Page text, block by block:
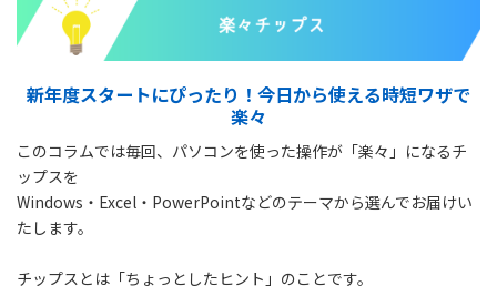
新年度スタートにぴったり！今日から使える時短ワザで
楽々
このコラムでは毎回、パソコンを使った操作が「楽々」になるチ
ップスを
Windows・Excel・PowerPointなどのテーマから選んでお届けい
たします。
チップスとは「ちょっとしたヒント」のことです。